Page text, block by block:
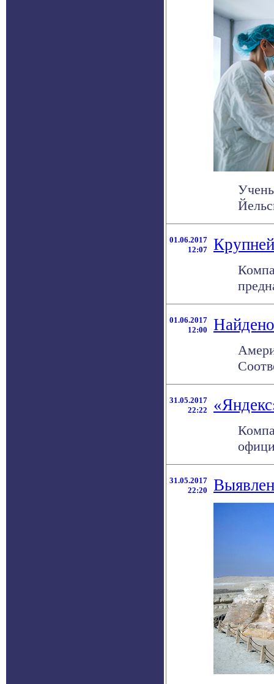
01.06.2017
12:07
01.06.2017
12:00
31.05.2017
22:22
31.05.2017
22:20